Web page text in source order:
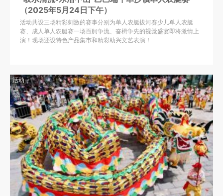
（2025年5月24日下午）
活动共设三场精彩刺激的赛事分别为单人农艇拔河赛少儿单人农艇
赛、成人单人农艇赛一场百舸争流、奋楫争先的视觉盛宴即将激情上
演！现场还设特色产品集市和精彩助兴文艺表演！
活动